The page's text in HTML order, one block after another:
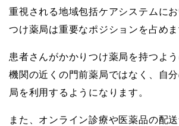
重視される地域包括ケアシステムに
つけ薬局は重要なポジションを占めま
患者さんがかかりつけ薬局を持つよ
機関の近くの門前薬局ではなく、自
局を利用するようになります。
また、オンライン診療や医薬品の配